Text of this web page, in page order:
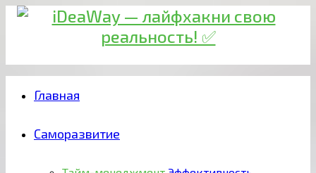
Главная
Саморазвитие